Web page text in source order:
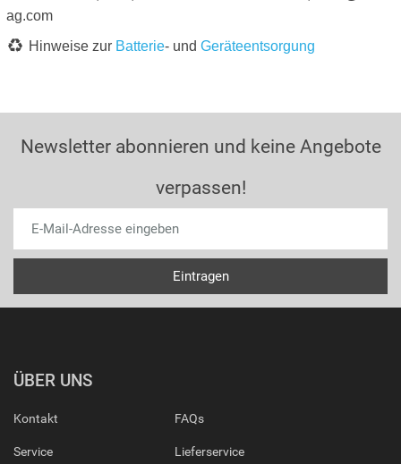
ag.com
Hinweise zur Batterie- und Geräteentsorgung
Newsletter abonnieren und keine Angebote
verpassen!
ÜBER UNS
Kontakt
Service
FAQs
Lieferservice